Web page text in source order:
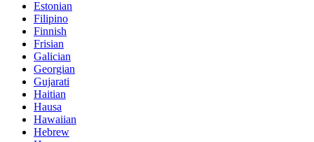
Estonian
Filipino
Finnish
Frisian
Galician
Georgian
Gujarati
Haitian
Hausa
Hawaiian
Hebrew